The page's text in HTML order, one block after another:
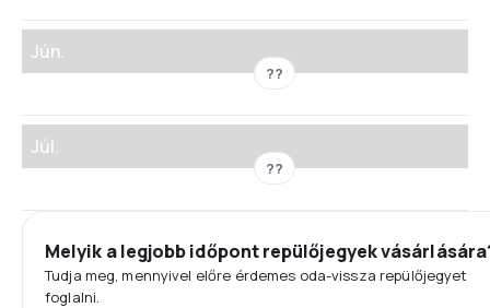
Jún.
??
Júl.
??
Melyik a legjobb időpont repülőjegyek
Tudja meg, mennyivel előre érdemes oda-vissza repülőjegyet
foglalni.